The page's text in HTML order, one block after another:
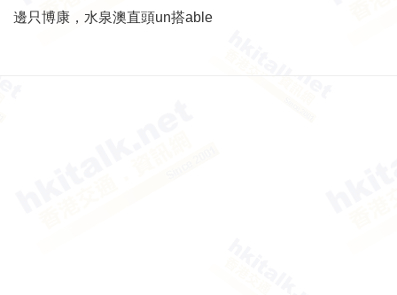
邊只博康，水泉澳直頭un搭able